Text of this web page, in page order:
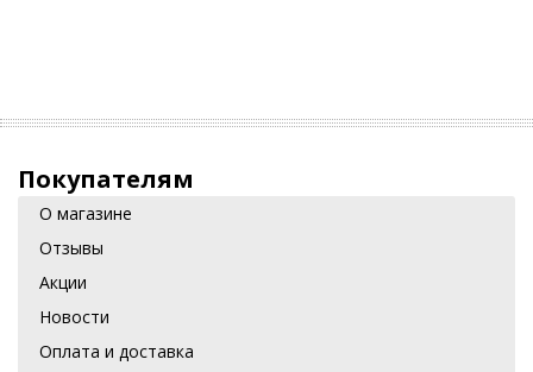
Покупателям
О магазине
Отзывы
Акции
Новости
Оплата и доставка